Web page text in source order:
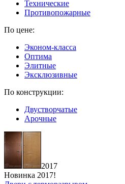
Технические
Противопожарные
По цене:
Эконом-класса
Оптима
Элитные
Эксклюзивные
По конструкции:
Двустворчатые
Арочные
2017
Новинка 2017!